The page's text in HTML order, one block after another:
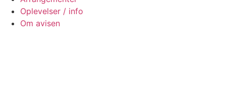
Oplevelser / info
Om avisen